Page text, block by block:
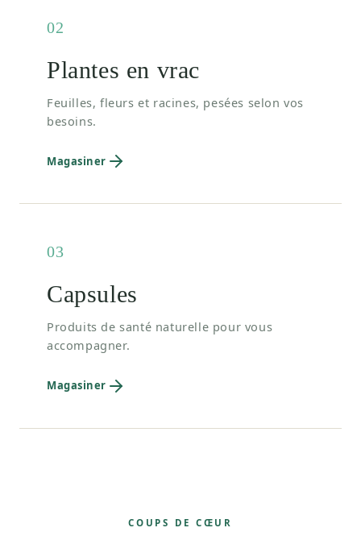
02
Plantes en vrac
Feuilles, fleurs et racines, pesées selon vos
besoins.
Magasiner
03
Capsules
Produits de santé naturelle pour vous
accompagner.
Magasiner
COUPS DE CŒUR